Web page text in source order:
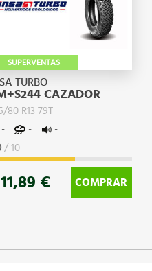
SUPERVENTAS
TURBO
CAZADOR
80 R13 79T
-
-
-
/ 10
€ COMPRAR